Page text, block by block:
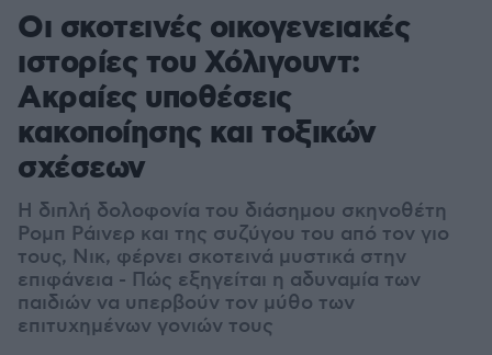
Οι σκοτεινές οικογενειακές
ιστορίες του Χόλιγουντ:
Ακραίες υποθέσεις
κακοποίησης και τοξικών
σχέσεων
Η διπλή δολοφονία του διάσημου σκηνοθέτη
Ρομπ Ράινερ και της συζύγου του από τον γιο
τους, Νικ, φέρνει σκοτεινά μυστικά στην
επιφάνεια - Πώς εξηγείται η αδυναμία των
παιδιών να υπερβούν τον μύθο των
επιτυχημένων γονιών τους